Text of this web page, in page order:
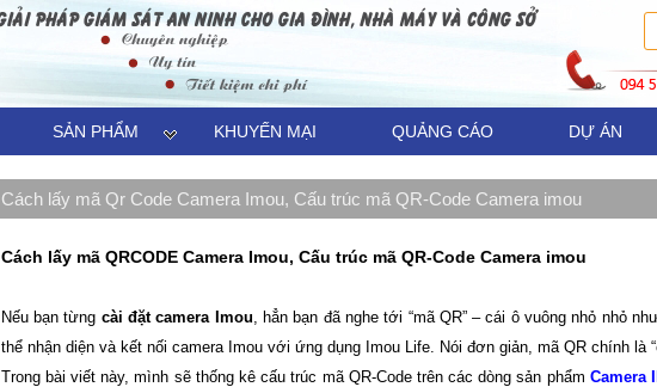
SẢN PHẨM KHUYẾN MẠI QUẢNG CÁO DỰ ÁN
Cách lấy mã Qr Code Camera Imou, Cấu trúc mã QR-Code Camera imou
Cách lấy mã QRCODE Camera Imou, Cấu trúc mã QR-Code Camera imou
Nếu bạn từng cài đặt camera Imou, hẳn bạn đã nghe tới “mã QR” – cái ô vuông nhỏ nhỏ
thể nhận diện và kết nối camera Imou với ứng dụng Imou Life. Nói đơn giản, mã QR chính là
Trong bài viết này, mình sẽ thống kê cấu trúc mã QR-Code trên các dòng sản phẩm Camera